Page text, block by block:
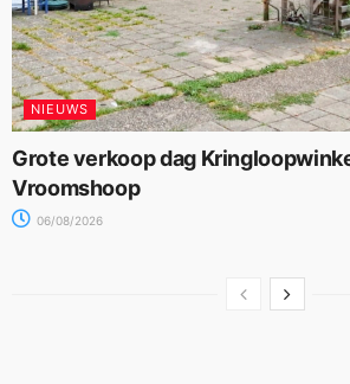
NIEUWS
Grote verkoop dag
Vroomshoop
06/08/2026